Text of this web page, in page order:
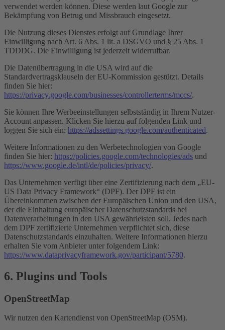
verwendet werden können. Diese werden laut Google zur
Bekämpfung von Betrug und Missbrauch eingesetzt.
Die Nutzung dieses Dienstes erfolgt auf Grundlage Ihrer
Einwilligung nach Art. 6 Abs. 1 lit. a DSGVO und § 25 Abs. 1
TDDDG. Die Einwilligung ist jederzeit widerrufbar.
Die Datenübertragung in die USA wird auf die
Standardvertragsklauseln der EU-Kommission gestützt. Details
finden Sie hier:
https://privacy.google.com/businesses/controllerterms/mccs/.
Sie können Ihre Werbeeinstellungen selbstständig in Ihrem Nutzer-
Account anpassen. Klicken Sie hierzu auf folgenden Link und
loggen Sie sich ein: https://adssettings.google.com/authenticated.
Weitere Informationen zu den Werbetechnologien von Google
finden Sie hier: https://policies.google.com/technologies/ads und
https://www.google.de/intl/de/policies/privacy/.
Das Unternehmen verfügt über eine Zertifizierung nach dem „EU-
US Data Privacy Framework“ (DPF). Der DPF ist ein
Übereinkommen zwischen der Europäischen Union und den USA,
der die Einhaltung europäischer Datenschutzstandards bei
Datenverarbeitungen in den USA gewährleisten soll. Jedes nach
dem DPF zertifizierte Unternehmen verpflichtet sich, diese
Datenschutzstandards einzuhalten. Weitere Informationen hierzu
erhalten Sie vom Anbieter unter folgendem Link:
https://www.dataprivacyframework.gov/participant/5780.
6. Plugins und Tools
OpenStreetMap
Wir nutzen den Kartendienst von OpenStreetMap (OSM).